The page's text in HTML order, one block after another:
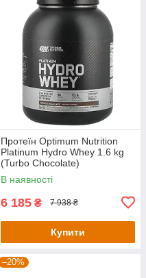
Протеїн Optimum Nutrition
Platinum Hydro Whey 1.6 kg
(Turbo Chocolate)
В наявності
6 185 ₴ 7 938 ₴
Купити
–20%